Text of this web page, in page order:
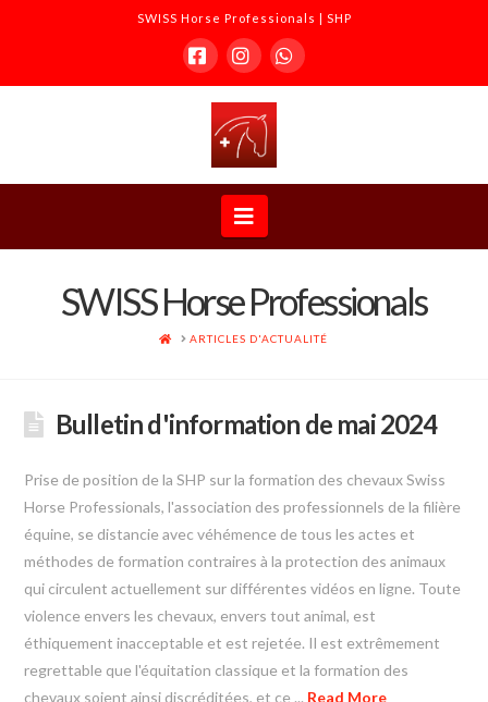
SWISS Horse Professionals | SHP
FacebookInstagramWhatsapp
Horse
Professionals
SHP
Navigation
SWISS Horse Professionals
ACCUEIL
ARTICLES D'ACTUALITÉ
Bulletin d'information de mai 2024
Prise de position de la SHP sur la formation des chevaux Swiss
Horse Professionals, l'association des professionnels de la filière
équine, se distancie avec véhémence de tous les actes et
méthodes de formation contraires à la protection des animaux
qui circulent actuellement sur différentes vidéos en ligne. Toute
violence envers les chevaux, envers tout animal, est
éthiquement inacceptable et est rejetée. Il est extrêmement
regrettable que l'équitation classique et la formation des
chevaux soient ainsi discréditées, et ce ... Read More